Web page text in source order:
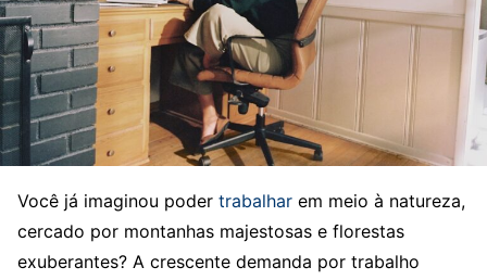
Você já imaginou poder trabalhar em meio à natureza,
cercado por montanhas majestosas e florestas
exuberantes? A crescente demanda por trabalho